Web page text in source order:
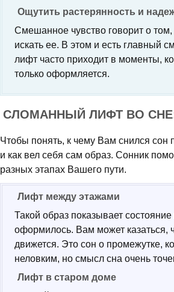
Ощутить растерянность и
Смешанное чувство говорит о
искать ее. В этом и есть главный
лифт часто приходит в моменты,
только оформляется.
СЛОМАННЫЙ ЛИФТ ВО
Чтобы понять, к чему Вам снился сон
и как вел себя сам образ. Сонник
разных этапах Вашего пути.
Лифт между этажами
Такой образ показывает
оформилось. Вам может казаться,
движется. Это сон о промежутке,
неловким, но смысл сна очень
Лифт в старом доме